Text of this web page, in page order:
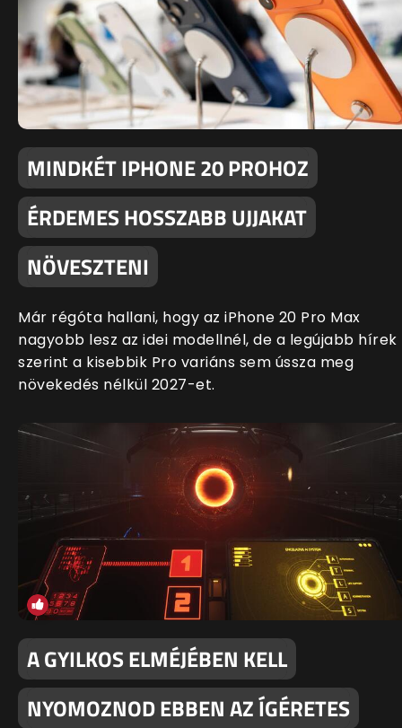
MINDKÉT IPHONE 20 PROHOZ
ÉRDEMES HOSSZABB UJJAKAT
NÖVESZTENI
Már régóta hallani, hogy az iPhone 20 Pro Max
nagyobb lesz az idei modellnél, de a legújabb hírek
szerint a kisebbik Pro variáns sem ússza meg
növekedés nélkül 2027-et.
A GYILKOS ELMÉJÉBEN KELL
NYOMOZNOD EBBEN AZ ÍGÉRETES